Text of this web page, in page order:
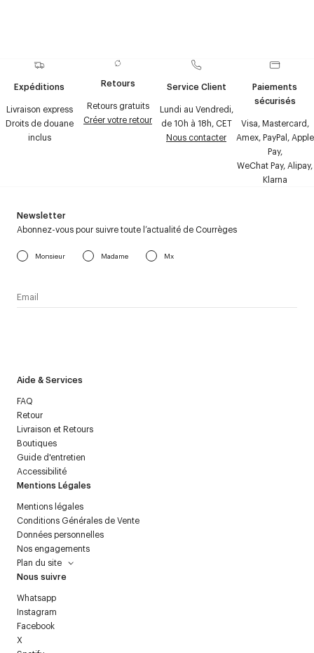
Expéditions
Livraison express
Droits de douane
inclus
Retours
Retours gratuits
Créer votre retour
Service Client
Lundi au Vendredi,
de 10h à 18h, CET
Nous contacter
Paiements
sécurisés
Visa, Mastercard,
Amex, PayPal, Apple
Pay,
WeChat Pay, Alipay,
Klarna
Aide & Services
FAQ
Retour
Livraison et Retours
Boutiques
Guide d'entretien
Accessibilité
Mentions Légales
Mentions légales
Conditions Générales de Vente
Données personnelles
Nos engagements
Plan du site
Nous suivre
Whatsapp
Instagram
Facebook
X
Newsletter
Abonnez-vous pour suivre toute l’actualité de Courrèges
Monsieur Madame Mx